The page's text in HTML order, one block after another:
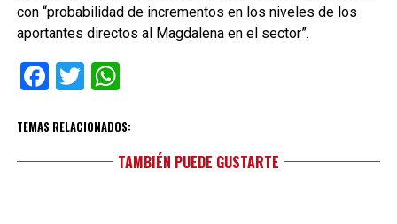
con “probabilidad de incrementos en los niveles de los
aportantes directos al Magdalena en el sector”.
Facebook
TwitterWhatsApp
TEMAS RELACIONADOS:
TAMBIÉN PUEDE GUSTARTE